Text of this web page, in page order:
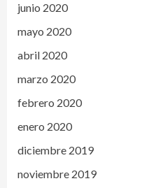
junio 2020
mayo 2020
abril 2020
marzo 2020
febrero 2020
enero 2020
diciembre 2019
noviembre 2019